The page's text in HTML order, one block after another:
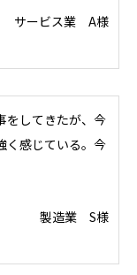
サービス業 A様
をしてきたが、今
く感じている。今
製造業 S様